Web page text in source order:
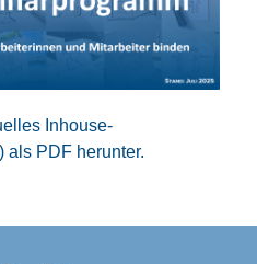
Inhouse-
als PDF herunter.